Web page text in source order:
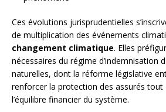
Ces évolutions jurisprudentielles
de multiplication des événements
changement climatique. Elles
nécessaires du régime d’indemnisation
naturelles, dont la réforme législative
renforcer la protection des assurés tout
l’équilibre financier du système.